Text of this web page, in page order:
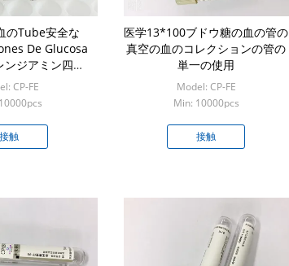
のTube安全な
De Glucosa
ジアミン四酢
ナトリウム
CP-FE
接触
医学13*100ブドウ糖の血の管の
真空の血のコレクションの管の
単一の使用
Model: CP-FE
Min: 10000pcs
接触